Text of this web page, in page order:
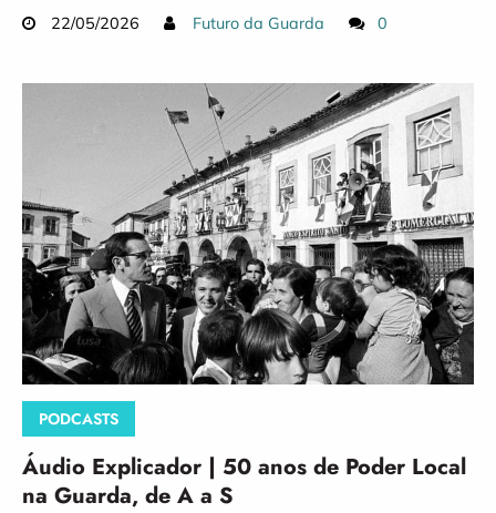
22/05/2026 Futuro da Guarda 0
PODCASTS
Áudio Explicador | 50 anos de Poder Local
na Guarda, de A a S